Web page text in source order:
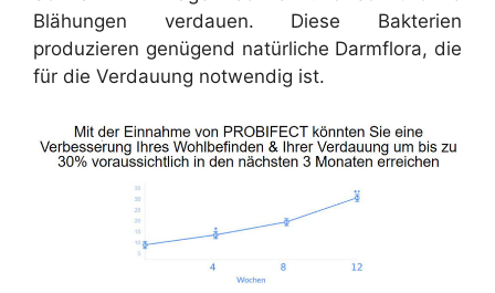
Blähungen verdauen. Diese Bakterien
produzieren genügend natürliche Darmflora, die
für die Verdauung notwendig ist.